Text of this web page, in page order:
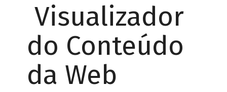
Visualizador
do Conteúdo
da Web